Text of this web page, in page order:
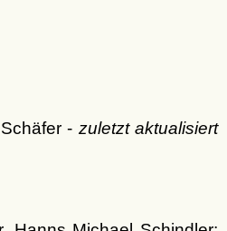
- zuletzt aktualisiert